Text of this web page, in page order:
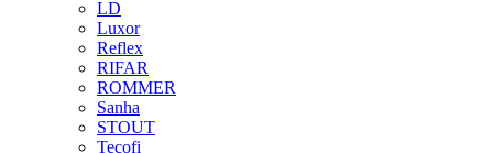
LD
Luxor
Reflex
RIFAR
ROMMER
Sanha
STOUT
Tecofi